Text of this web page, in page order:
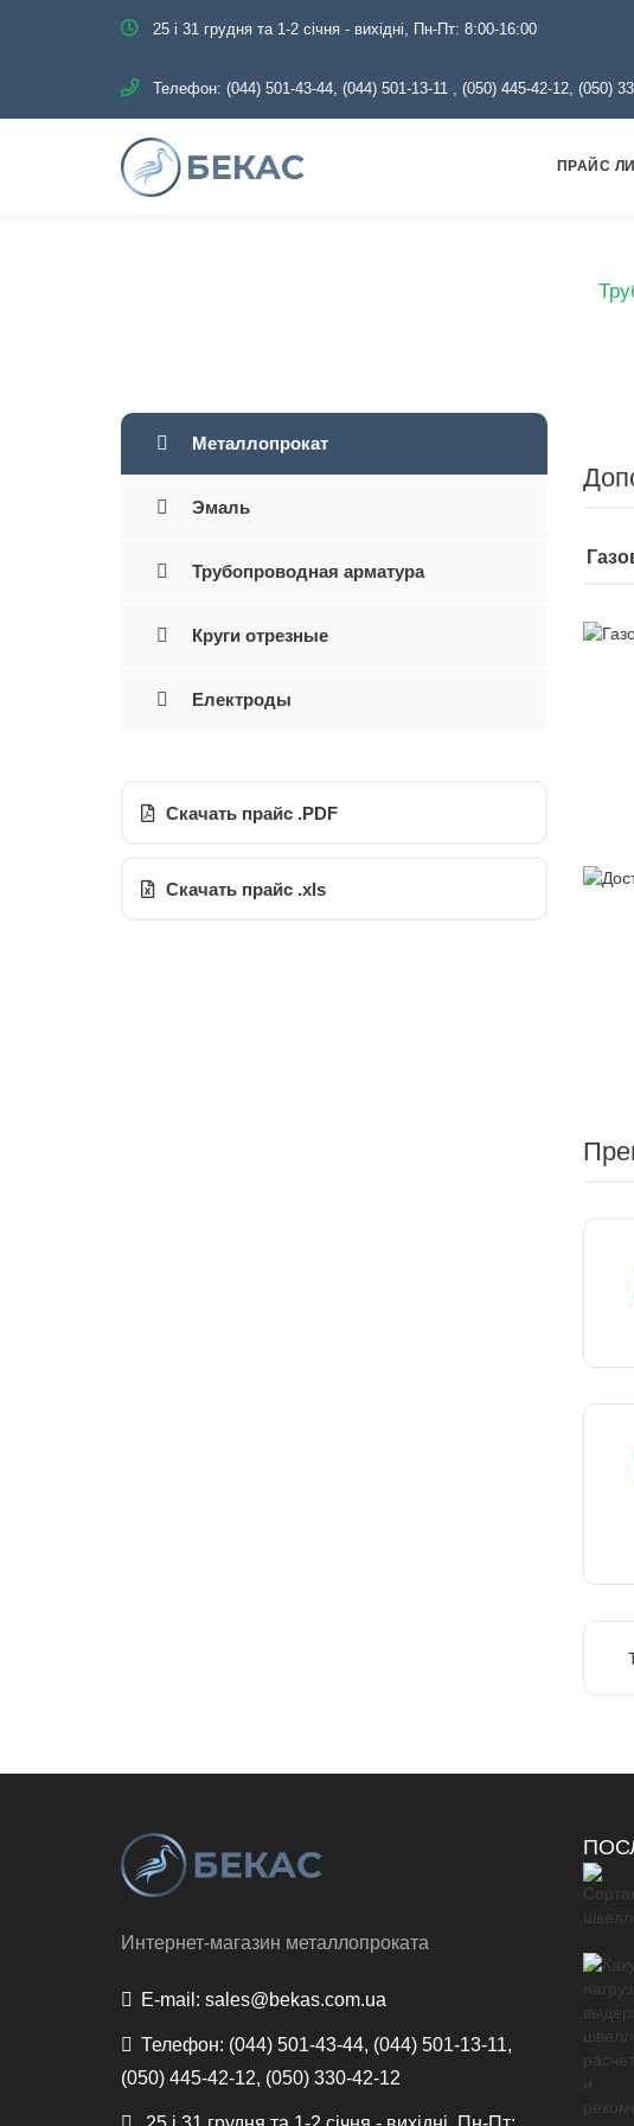
25 і 31 грудня та 1-2 січня - вихідні, Пн-Пт: 8:00-16:00
Телефон: (044) 501-43-44, (044) 501-13-11 , (050) 445-42-12, (050)
ПРАЙС
Металлопрокат
Эмаль
Трубопроводная арматура
Круги отрезные
Електроды
Скачать прайс .PDF
Скачать прайс .xls
Интернет-магазин металлопроката
E-mail: sales@bekas.com.ua
Телефон: (044) 501-43-44, (044) 501-13-11,
(050) 445-42-12, (050) 330-42-12